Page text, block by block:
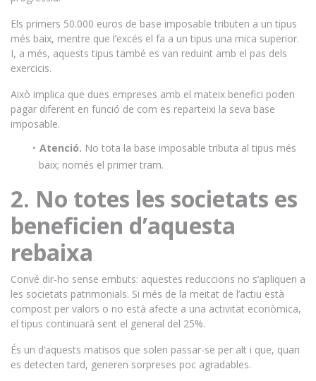
Els primers 50.000 euros de base imposable tributen a un tipus
més baix, mentre que l’excés el fa a un tipus una mica superior.
I, a més, aquests tipus també es van reduint amb el pas dels
exercicis.
Això implica que dues empreses amb el mateix benefici poden
pagar diferent en funció de com es reparteixi la seva base
imposable.
Atenció. No tota la base imposable tributa al tipus més
baix; només el primer tram.
2. No totes les societats es
beneficien d’aquesta
rebaixa
Convé dir-ho sense embuts: aquestes reduccions no s’apliquen a
les societats patrimonials. Si més de la meitat de l’actiu està
compost per valors o no està afecte a una activitat econòmica,
el tipus continuarà sent el general del 25%.
És un d’aquests matisos que solen passar-se per alt i que, quan
es detecten tard, generen sorpreses poc agradables.